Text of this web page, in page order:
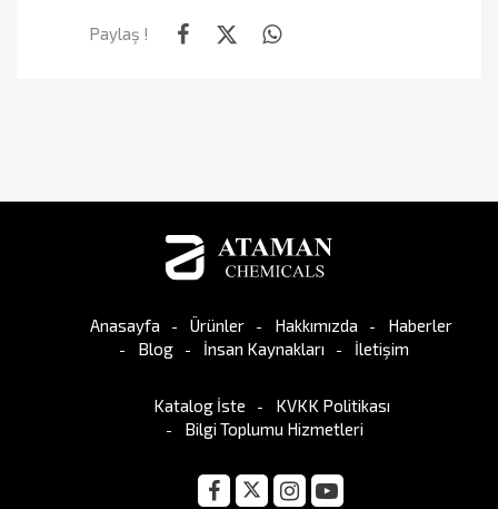
Paylaş !
Anasayfa Ürünler Hakkımızda
Haberler
Blog
İnsan Kaynakları İletişim
Katalog İste
KVKK Politikası
Bilgi Toplumu Hizmetleri